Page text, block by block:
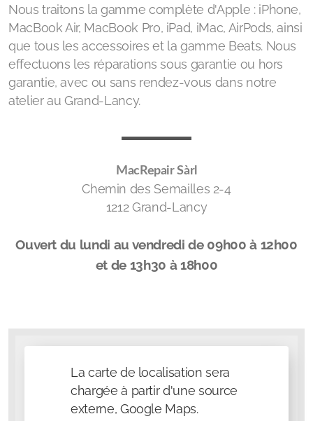
Nous traitons la gamme complète d'Apple : iPhone,
MacBook Air, MacBook Pro, iPad, iMac, AirPods, ainsi
que tous les accessoires et la gamme Beats. Nous
effectuons les réparations sous garantie ou hors
garantie, avec ou sans rendez-vous dans notre
atelier au Grand-Lancy.
MacRepairSàrl
Chemin des Semailles 2-4
1212 Grand-Lancy
Ouvert du lundi au vendredi de 09h00 à 12h00
et de 13h30 à 18h00
La carte de localisation sera
chargée à partir d'une source
externe, Google Maps.